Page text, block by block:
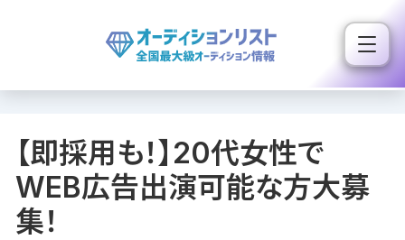
ス
【即採用も！】20代女性で
WEB広告出演可能な方大募
集！